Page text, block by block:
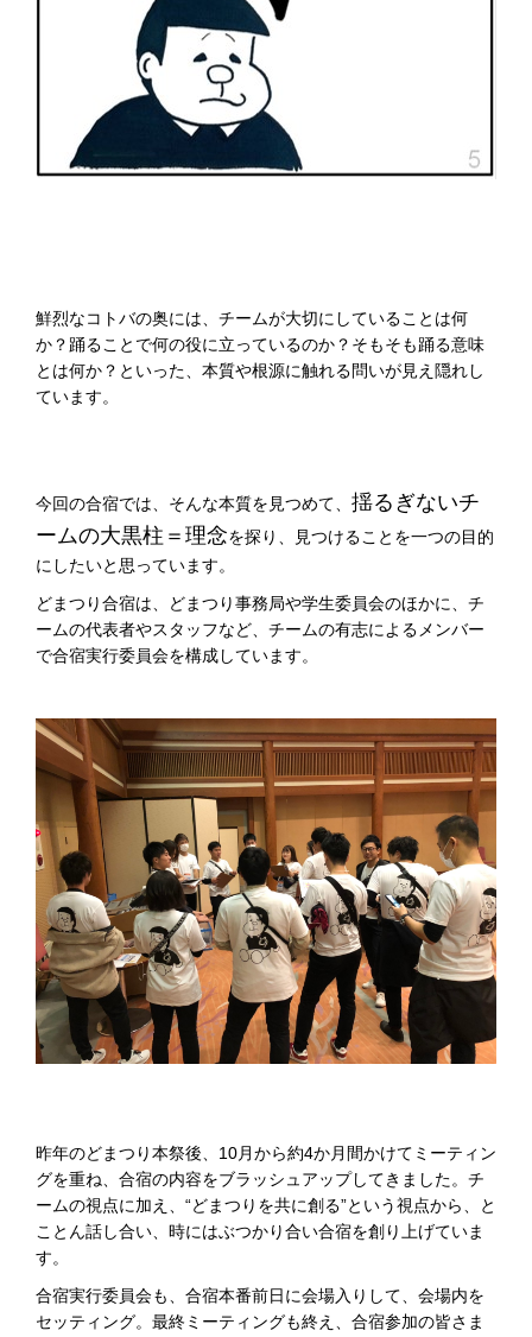
鮮烈なコトバの奥には、チームが大切にしていることは何
か？踊ることで何の役に立っているのか？そもそも踊る意味
とは何か？といった、本質や根源に触れる問いが見え隠れし
ています。
今回の合宿では、そんな本質を見つめて、 揺るぎないチ
ームの大黒柱＝理念を探り、見つけることを一つの目的
にしたいと思っています。
どまつり合宿は、どまつり事務局や学生委員会のほかに、チ
ームの代表者やスタッフなど、チームの有志によるメンバー
で合宿実行委員会を構成しています。
昨年のどまつり本祭後、10月から約4か月間かけてミーティン
グを重ね、合宿の内容をブラッシュアップしてきました。チ
ームの視点に加え、“どまつりを共に創る”という視点から、と
ことん話し合い、時にはぶつかり合い合宿を創り上げていま
す。
合宿実行委員会も、合宿本番前日に会場入りして、会場内を
セッティング。最終ミーティングも終え、合宿参加の皆さま